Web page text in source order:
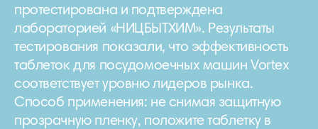
протестирована и подтверждена
лабораторией «НИЦБЫТХИМ». Результаты
тестирования показали, что эффективность
таблеток для посудомоечных машин Vortex
соответствует уровню лидеров рынка.
Способ применения: не снимая защитную
прозрачную пленку, положите таблетку в